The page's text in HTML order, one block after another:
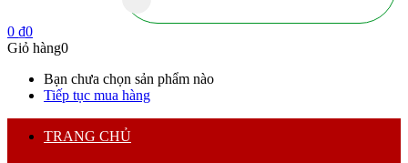
0 ₫0
Giỏ hàng0
Bạn chưa chọn sản phẩm nào
Tiếp tục mua hàng
TRANG CHỦ